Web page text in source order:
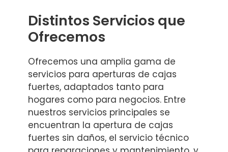
Distintos Servicios que
Ofrecemos
Ofrecemos una amplia gama de
servicios para aperturas de cajas
fuertes, adaptados tanto para
hogares como para negocios. Entre
nuestros servicios principales se
encuentran la apertura de cajas
fuertes sin daños, el servicio técnico